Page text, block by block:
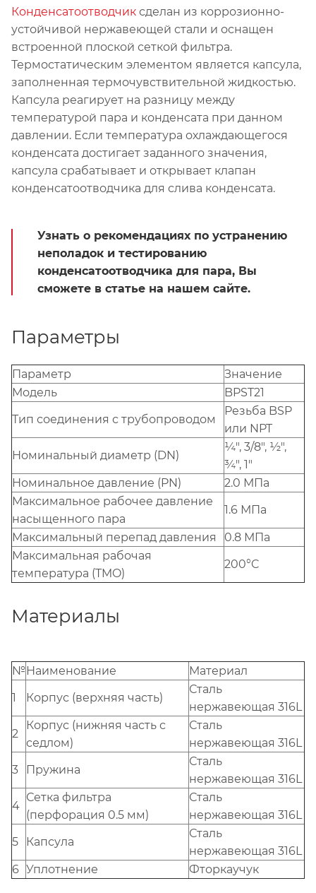
Конденсатоотводчик сделан из коррозионно-
устойчивой нержавеющей стали и оснащен
встроенной плоской сеткой фильтра.
Термостатическим элементом является капсула,
заполненная термочувствительной жидкостью.
Капсула реагирует на разницу между
температурой пара и конденсата при данном
давлении. Если температура охлаждающегося
конденсата достигает заданного значения,
капсула срабатывает и открывает клапан
конденсатоотводчика для слива конденсата.
Узнать о рекомендациях по устранению
неполадок и тестированию
конденсатоотводчика для пара, Вы
сможете в статье на нашем сайте.
Параметры
Параметр
Значение
Модель
BPST21
Тип соединения с трубопроводом
Резьба BSP
или NPT
Номинальный диаметр (DN)
¼", 3/8", ½",
¾", 1"
Номинальное давление (PN)
2.0 МПа
Максимальное рабочее давление
насыщенного пара
1.6 МПа
Максимальный перепад давления
0.8 МПа
Максимальная рабочая
температура (TMO)
200°C
Материалы
№Наименование
Материал
1
Корпус (верхняя часть)
Сталь
нержавеющая 316L
2
Корпус (нижняя часть с
седлом)
Сталь
нержавеющая 316L
3
Пружина
Сталь
нержавеющая 316L
4
Сетка фильтра
(перфорация 0.5 мм)
Сталь
нержавеющая 316L
5
Капсула
Сталь
нержавеющая 316L
6 Уплотнение Фторкаучук